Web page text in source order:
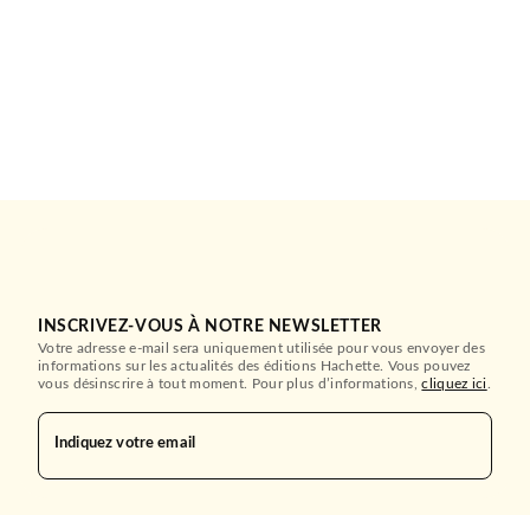
INSCRIVEZ-VOUS À NOTRE NEWSLETTER
Votre adresse e-mail sera uniquement utilisée pour vous envoyer des
informations sur les actualités des éditions Hachette. Vous pouvez
vous désinscrire à tout moment. Pour plus d’informations,cliquez ici
Indiquez votre email